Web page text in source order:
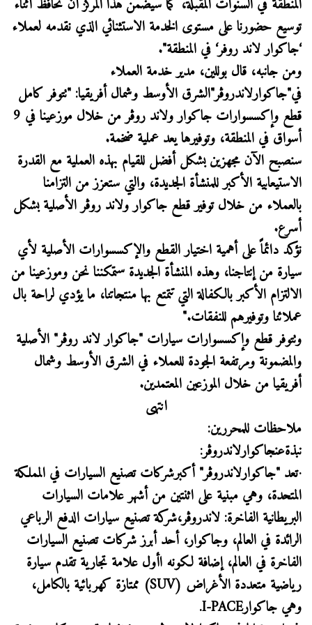
المنطقة في السنوات المقبلة، كما سيضمن هذا المركز أن نحافظ أثناء
توسيع حضورنا على مستوى الخدمة الاستثنائي الذي نقدمه لعملاء
‘جاكوار لاند روفر‘ في المنطقة".
ومن جانبه، قال بوللين، مدير خدمة العملاء
في"جاكوارلاندروڤر"الشرق الأوسط وشمال أفريقيا: "تتوفر كامل
قطع وإكسسوارات جاكوار ولاند روڤر من خلال موزعينا في 9
أسواق في المنطقة، وتوفيرها يعد عملية ضخمة.
سنصبح الآن مجهزين بشكل أفضل للقيام بهذه العملية مع القدرة
الاستيعابية الأكبر للمنشأة الجديدة، والتي ستعزز من التزامنا
بالعملاء من خلال توفير قطع جاكوار ولاند روڤر الأصلية بشكل
أسرع.
نؤكد دائماً على أهمية اختيار القطع والإكسسوارات الأصلية لأي
سيارة من إنتاجنا، وهذه المنشأة الجديدة ستمكننا نحن وموزعينا من
الالتزام الأكبر بالكفالة التي تتمتع بها منتجاتنا، ما يؤدي لراحة بال
عملائنا وتوفيرهم للنفقات."
وتتوفر قطع وإكسسوارات سيارات "جاكوار لاند روڤر" الأصلية
والمضمونة ومرتفعة الجودة للعملاء في الشرق الأوسط وشمال
أفريقيا من خلال الموزعين المعتمدين.
انتهى
ملاحظات للمحررين:
نبذةعنجاكوارلاندروڤر:
·تعد "جاكوارلاندروڤر" أكبرشركات تصنيع السيارات في المملكة
المتحدة، وهي مبنية على اثنتين من أشهر علامات السيارات
البريطانية الفاخرة: لاندروڤر،شركة تصنيع سيارات الدفع الرباعي
الرائدة في العالم، وجاكوار، أحد أبرز شركات تصنيع السيارات
الفاخرة في العالم، إضافة لكونه اأول علامة تجارية تقدم سيارة
رياضية متعددة الأغراض (SUV) ممتازة كهربائية بالكامل،
وهي جاكوارI-PACE.